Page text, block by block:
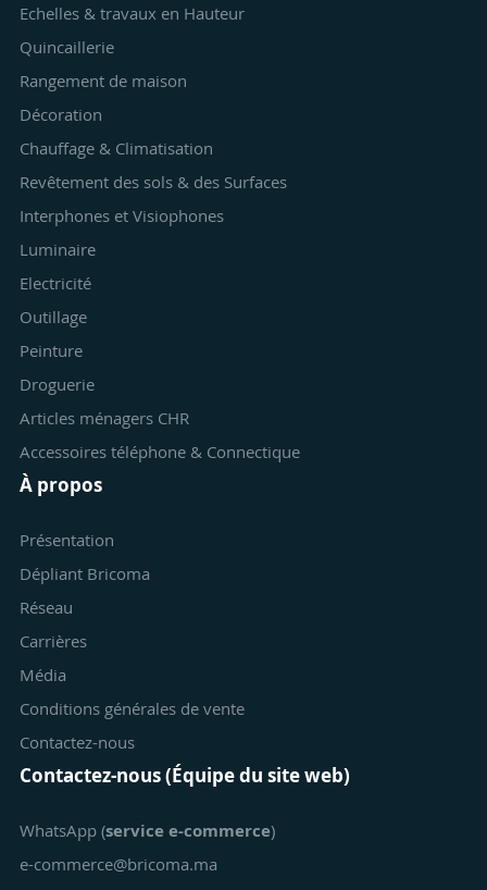
Echelles & travaux en Hauteur
Quincaillerie
Rangement de maison
Décoration
Chauffage & Climatisation
Revêtement des sols & des Surfaces
Interphones et Visiophones
Luminaire
Electricité
Outillage
Peinture
Droguerie
Articles ménagers CHR
Accessoires téléphone & Connectique
À propos
Présentation
Dépliant Bricoma
Réseau
Carrières
Média
Conditions générales de vente
Contactez-nous
Contactez-nous (Équipe du site web)
WhatsApp (service e-commerce)
e-commerce@bricoma.ma